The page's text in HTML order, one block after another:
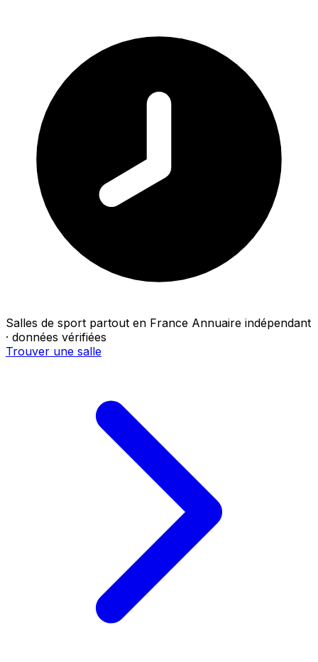
Salles de sport partout en France Annuaire indépendant
· données vérifiées
Trouver une salle